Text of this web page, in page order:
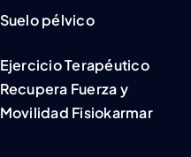
Suelo pélvico
Ejercicio Terapéutico
Recupera Fuerza y
Movilidad Fisiokarmar